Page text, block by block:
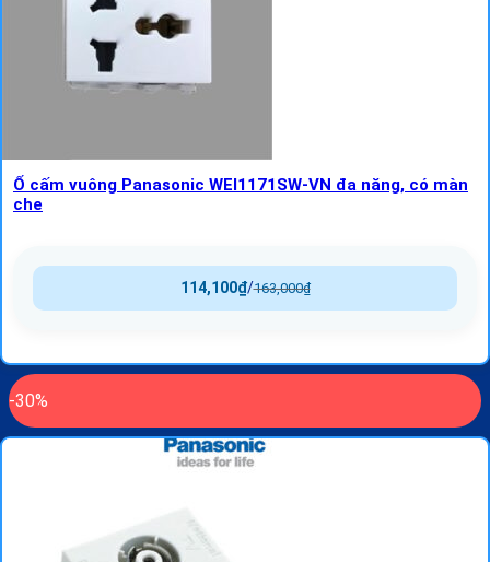
Ổ cấm vuông Panasonic WEI1171SW-VN đa năng, có màn
che
163,000₫
/
114,100₫
-30%